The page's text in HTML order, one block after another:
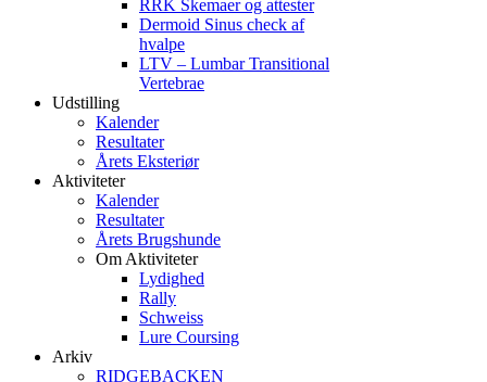
RRK Skemaer og attester
Dermoid Sinus check af
hvalpe
LTV – Lumbar Transitional
Vertebrae
Udstilling
Kalender
Resultater
Årets Eksteriør
Aktiviteter
Kalender
Resultater
Årets Brugshunde
Om Aktiviteter
Lydighed
Rally
Schweiss
Lure Coursing
Arkiv
RIDGEBACKEN